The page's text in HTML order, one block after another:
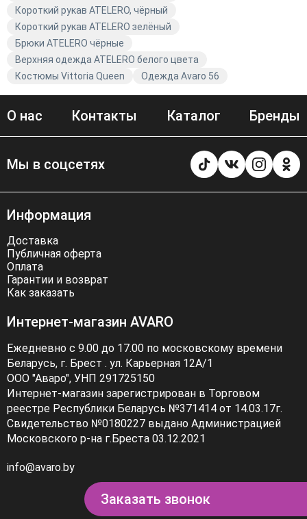
Короткий рукав ATELERO, чёрный
Короткий рукав ATELERO зелёный
Брюки ATELERO чёрные
Верхняя одежда ATELERO белого цвета
Костюмы Vittoria Queen
Одежда Avaro 56
О нас Контакты Каталог Бренды
Мы в соцсетях
Информация
Доставка
Публичная оферта
Оплата
Гарантии и возврат
Как заказать
Интернет-магазин AVARO
Ежедневно с 9.00 до 17.00 по московскому времени
Беларусь, г. Брест . ул. Карьерная 12А/1
ООО "Аваро", УНП 291725150
Интернет-магазин зарегистрирован в Торговом
реестре Республики Беларусь №371414 от 14.03.17г.
Свидетельство №0180227 выдано Администрацией
Московского р-на г.Бреста 03.12.2021
info@avaro.by
Заказать звонок